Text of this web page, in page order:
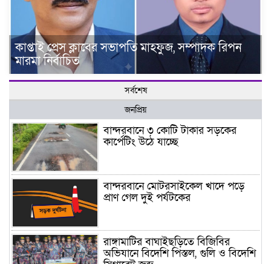
কাপ্তাই প্রেস ক্লাবের সভাপতি মাহফুজ, সম্পাদক রিপন
মারমা নির্বাচিত
সর্বশেষ
জনপ্রিয়
বান্দরবানে ৩ কোটি টাকার সড়কের
কার্পেটিং উঠে যাচ্ছে
বান্দরবানে মোটরসাইকেল খাদে পড়ে
প্রাণ গেল দুই পর্যটকের
রাঙ্গামাটির বাঘাইছড়িতে বিজিবির
অভিযানে বিদেশি পিস্তল, গুলি ও বিদেশি